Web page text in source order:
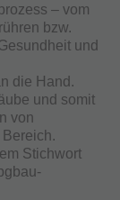
– vom
bzw.
und
die Hand.
und somit
von
Stichwort